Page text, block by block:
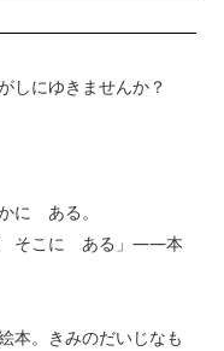
しにゆきませんか？
に ある。
そこに ある」――本
本。きみのだいじなも